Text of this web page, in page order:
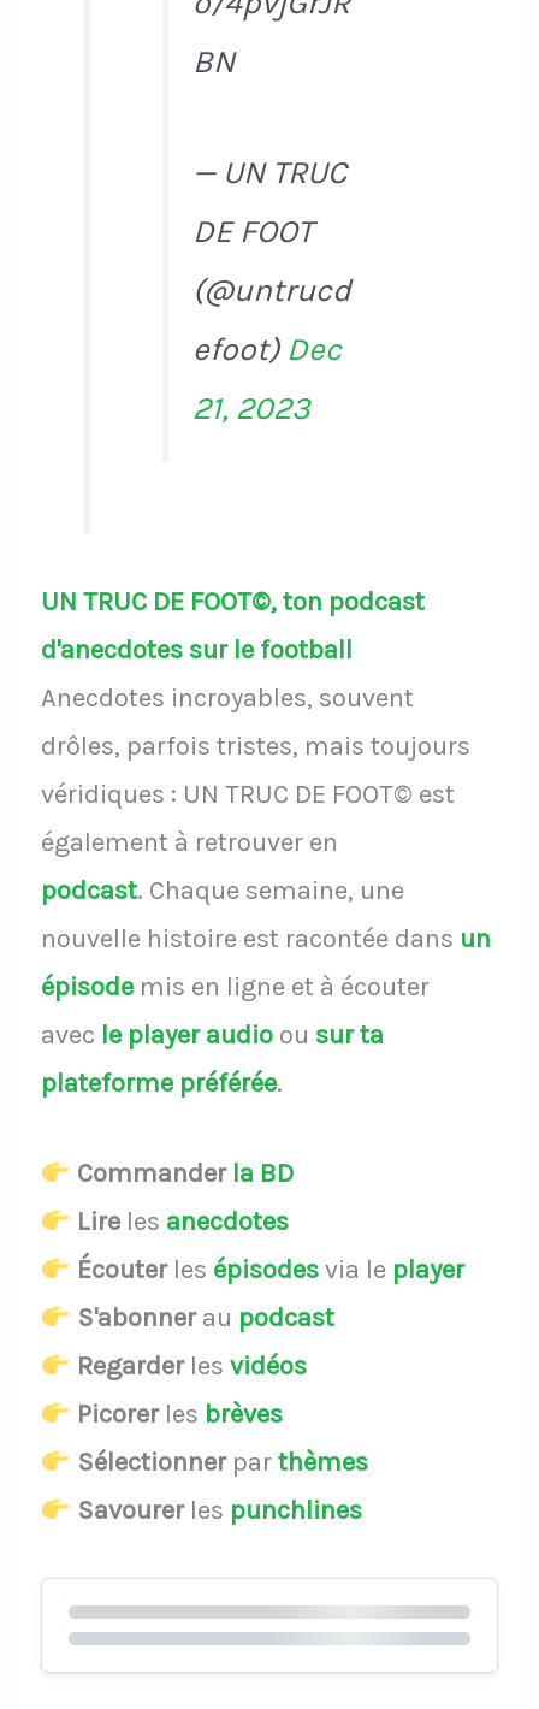
BN
— UN TRUC
DE FOOT
(@untrucd
efoot) Dec
21, 2023
UN TRUC DE FOOT©, ton podcast
d'anecdotes sur le football
Anecdotes incroyables, souvent
drôles, parfois tristes, mais toujours
véridiques : UN TRUC DE FOOT© est
également à retrouver en
podcast. Chaque semaine, une
nouvelle histoire est racontée dans un
épisodemis en ligne et à écouter
avec le player audio ou sur ta
plateforme préférée.
Commander la BD
Lireles anecdotes
Écouterles épisodesvia le player
S'abonnerau podcast
Regarderles vidéos
Picorerles brèves
Sélectionnerparthèmes
Savourerles punchlines